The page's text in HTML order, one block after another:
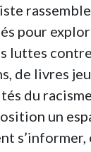
pour
luttes
de livres
du
un